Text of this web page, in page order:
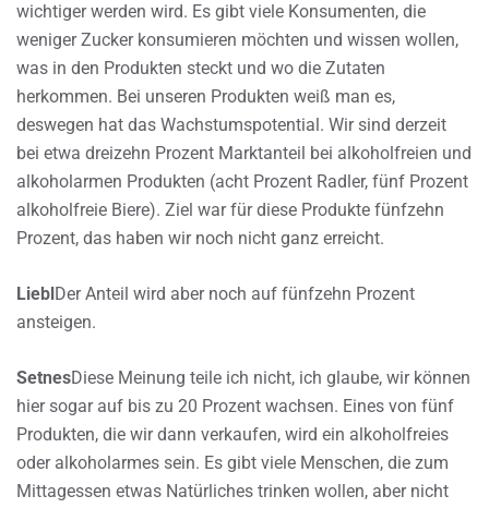
wichtiger werden wird. Es gibt viele Konsumenten, die
weniger Zucker konsumieren möchten und wissen wollen,
was in den Produkten steckt und wo die Zutaten
herkommen. Bei unseren Produkten weiß man es,
deswegen hat das Wachstumspotential. Wir sind derzeit
bei etwa dreizehn Prozent Marktanteil bei alkoholfreien und
alkoholarmen Produkten (acht Prozent Radler, fünf Prozent
alkoholfreie Biere). Ziel war für diese Produkte fünfzehn
Prozent, das haben wir noch nicht ganz erreicht.
LieblDer Anteil wird aber noch auf fünfzehn Prozent
ansteigen.
SetnesDiese Meinung teile ich nicht, ich glaube, wir können
hier sogar auf bis zu 20 Prozent wachsen. Eines von fünf
Produkten, die wir dann verkaufen, wird ein alkoholfreies
oder alkoholarmes sein. Es gibt viele Menschen, die zum
Mittagessen etwas Natürliches trinken wollen, aber nicht